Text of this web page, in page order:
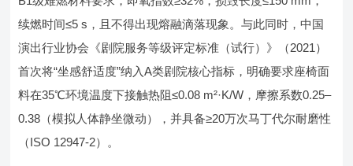
续燃时间≤5 s，且不得出现熔融滴落现象。与此同时，中国
演出行业协会《剧院服务等级评定标准（试行）》（2021）
首次将“坐感舒适度”纳入A类剧院核心指标，明确要求座椅面
料在35℃环境温度下接触热阻≤0.08 m²·K/W，摩擦系数0.25–
0.38（模拟人体静坐微动），并具备≥20万次马丁代尔耐磨性
（ISO 12947-2）。